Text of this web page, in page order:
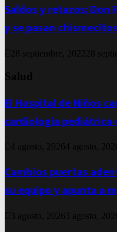
Saldos y retazos: Don
y se pasan
28 septiembre, 2022 28
Salud
El Hospital de Niños
cardiología pediátrica
4 agosto, 20264 agosto,
Cambios puertas
su equipo y apunta a
3 agosto, 2026 3 agosto,